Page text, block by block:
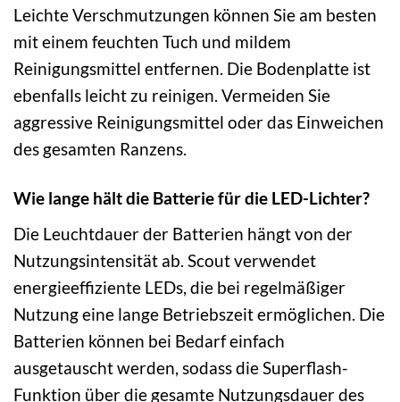
Leichte Verschmutzungen können Sie am besten
mit einem feuchten Tuch und mildem
Reinigungsmittel entfernen. Die Bodenplatte ist
ebenfalls leicht zu reinigen. Vermeiden Sie
aggressive Reinigungsmittel oder das Einweichen
des gesamten Ranzens.
Wie lange hält die Batterie für die LED-Lichter?
Die Leuchtdauer der Batterien hängt von der
Nutzungsintensität ab. Scout verwendet
energieeffiziente LEDs, die bei regelmäßiger
Nutzung eine lange Betriebszeit ermöglichen. Die
Batterien können bei Bedarf einfach
ausgetauscht werden, sodass die Superflash-
Funktion über die gesamte Nutzungsdauer des